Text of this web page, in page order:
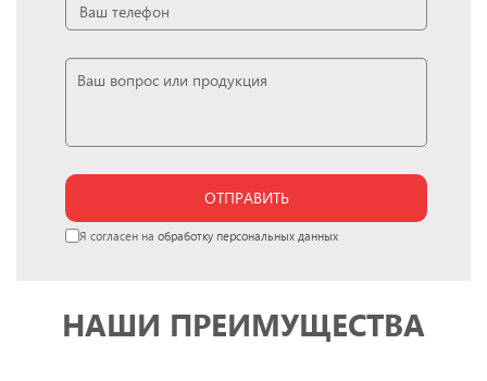
ОТПРАВИТЬ
Я согласен на обработку персональных данных
НАШИ ПРЕИМУЩЕСТВА